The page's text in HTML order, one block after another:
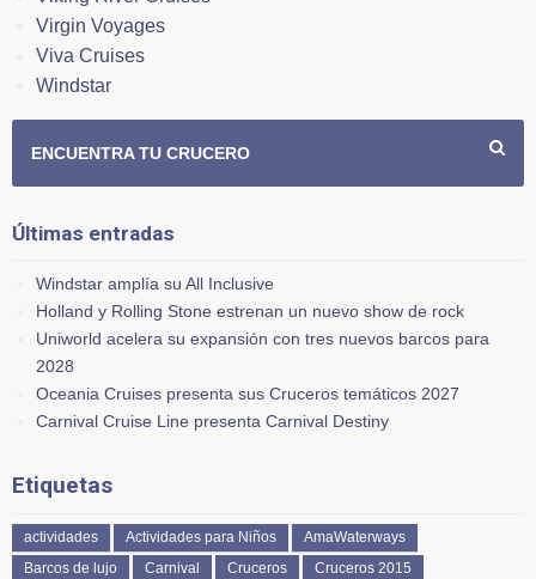
Virgin Voyages
Viva Cruises
Windstar
ENCUENTRA TU CRUCERO
Últimas entradas
Windstar amplía su All Inclusive
Holland y Rolling Stone estrenan un nuevo show de rock
Uniworld acelera su expansión con tres nuevos barcos para
2028
Oceania Cruises presenta sus Cruceros temáticos 2027
Carnival Cruise Line presenta Carnival Destiny
Etiquetas
actividades Actividades para Niños
AmaWaterways
Barcos de lujo
Carnival Cruceros
Cruceros 2015